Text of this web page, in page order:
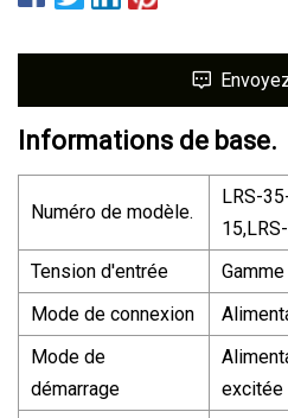
Informations de base.
Numéro de modèle.
LRS-
Tension d'entrée
Mode de connexion
Mode de
démarrage
excitée